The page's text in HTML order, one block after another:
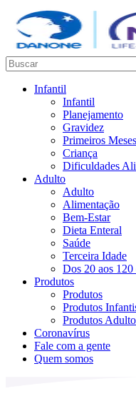
Infantil
Infantil
Planejamento
Gravidez
Primeiros Meses
Criança
Dificuldades
Adulto
Adulto
Alimentação
Bem-Estar
Dieta Enteral
Saúde
Terceira Idade
Dos 20 aos
Produtos
Produtos
Produtos
Produtos
Coronavírus
Fale com a gente
Quem somos